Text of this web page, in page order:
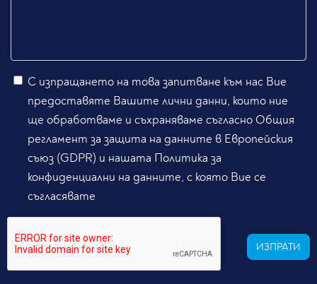
С изпращането на това запитване към нас Вие
предоставяте Вашите лични данни, които ние
ще обработваме и съхраняваме съгласно Общия
регламент за защита на данните в Европейския
съюз (GDPR) и нашата Политика за
конфиденциални на данните, с която Вие се
съгласявате
ИЗПРАТИ